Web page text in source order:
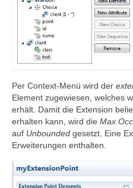
Per Context-Menü wird der
Element zugewiesen, welches
erhält. Damit die Extension
erhalten kann, wird die Max
auf Unbounded gesetzt. Eine
Erweiterungen enthalten.